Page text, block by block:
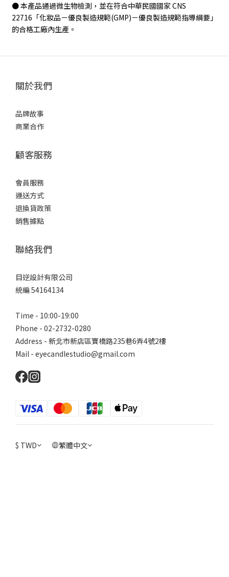
● 本產品通過微生物檢測，並在符合中華民國國家 CNS
22716「化妝品－優良製造規範(GMP)－優良製造規範指導綱要」
的合格工廠內生產。
關於我們
品牌故事
商業合作
顧客服務
會員服務
運送方式
退換貨政策
銷售據點
聯絡我們
目逆設計有限公司
統編 54164134
Time - 10:00-19:00
Phone - 02-2732-0280
Address - 新北市新店區寶橋路235巷6弄4號2樓
Mail - eyecandlestudio@gmail.com
$ TWD 繁體中文